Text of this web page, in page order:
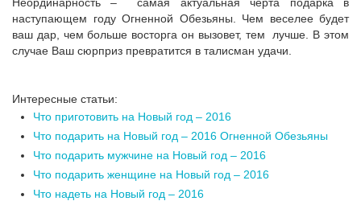
наступающем году Огненной Обезьяны. Чем веселее будет
ваш дар, чем больше восторга он вызовет, тем лучше. В этом
случае Ваш сюрприз превратится в талисман удачи.
Интересные статьи:
Что приготовить на Новый год – 2016
Что подарить на Новый год – 2016 Огненной Обезьяны
Что подарить мужчине на Новый год – 2016
Что подарить женщине на Новый год – 2016
Что надеть на Новый год – 2016